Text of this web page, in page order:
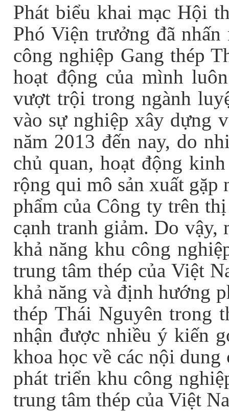
Phát biểu khai mạc Hội
Phó Viện trưởng đã
công nghiệp Gang thép
hoạt động của mình
vượt trội trong ngành
vào sự nghiệp xây dựng
năm 2013 đến nay, do
chủ quan, hoạt động
rộng qui mô sản xuất gặp
phẩm của Công ty trên
cạnh tranh giảm. Do vậy,
khả năng khu công
trung tâm thép của Việt
khả năng và định hướng
thép Thái Nguyên trong
nhận được nhiều ý kiến
khoa học về các nội dung
phát triển khu công
trung tâm thép của Việt